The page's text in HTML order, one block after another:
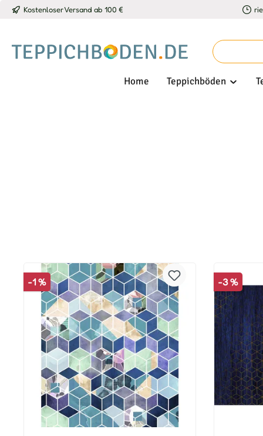
Hauptinhalt springen
Zur Suche springen
Zur Hauptnavigation springen
Kostenloser Versand ab 100 €
Home Teppichböden
-1 % -3 %